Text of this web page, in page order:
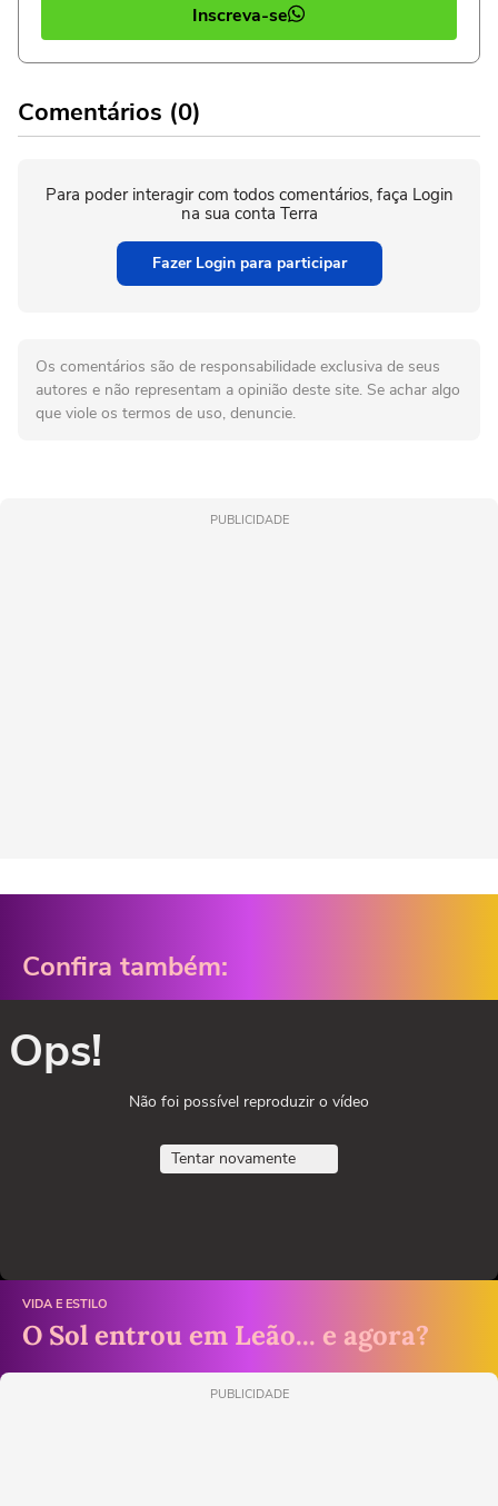
Inscreva-se
Comentários (0)
Para poder interagir com todos comentários, faça Login
na sua conta Terra
Fazer Login para participar
Os comentários são de responsabilidade exclusiva de seus
autores e não representam a opinião deste site. Se achar algo
que viole os termos de uso, denuncie.
PUBLICIDADE
Confira também:
Ops!
Não foi possível reproduzir o vídeo
Tentar novamente
VIDA E ESTILO
O Sol entrou em Leão... e agora?
PUBLICIDADE